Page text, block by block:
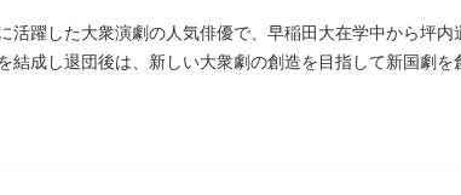
活躍した大衆演劇の人気俳優で、早稲田大在学中から坪
結成し退団後は、新しい大衆劇の創造を目指して新国劇